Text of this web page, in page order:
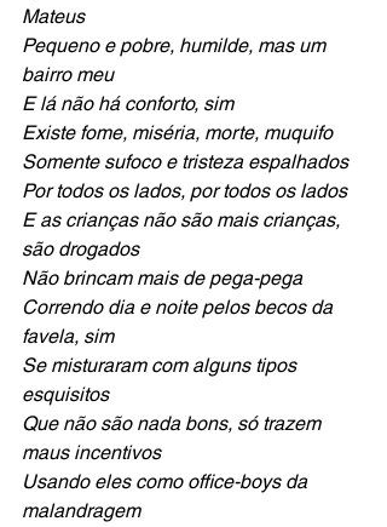
Mateus
Pequeno e pobre, humilde, mas um
bairro meu
E lá não há conforto, sim
Existe fome, miséria, morte, muquifo
Somente sufoco e tristeza espalhados
Por todos os lados, por todos os lados
E as crianças não são mais crianças,
são drogados
Não brincam mais de pega-pega
Correndo dia e noite pelos becos da
favela, sim
Se misturaram com alguns tipos
esquisitos
Que não são nada bons, só trazem
maus incentivos
Usando eles como office-boys da
malandragem